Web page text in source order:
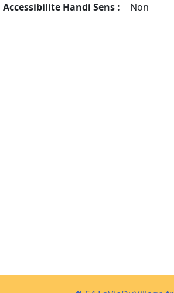
Accessibilite Handi Sens :
Non